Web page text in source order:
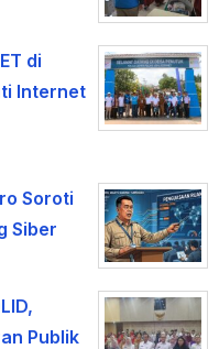
di
Internet
Soroti
Siber
Publik